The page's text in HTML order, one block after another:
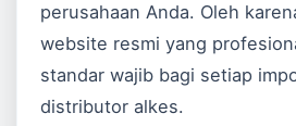
perusahaan Anda. Oleh
website resmi yang
standar wajib bagi setiap
distributor alkes.